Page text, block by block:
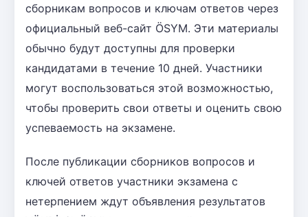
сборникам вопросов и ключам ответов через
официальный веб-сайт ÖSYM. Эти материалы
обычно будут доступны для проверки
кандидатами в течение 10 дней. Участники
могут воспользоваться этой возможностью,
чтобы проверить свои ответы и оценить свою
успеваемость на экзамене.
После публикации сборников вопросов и
ключей ответов участники экзамена с
нетерпением ждут объявления результатов